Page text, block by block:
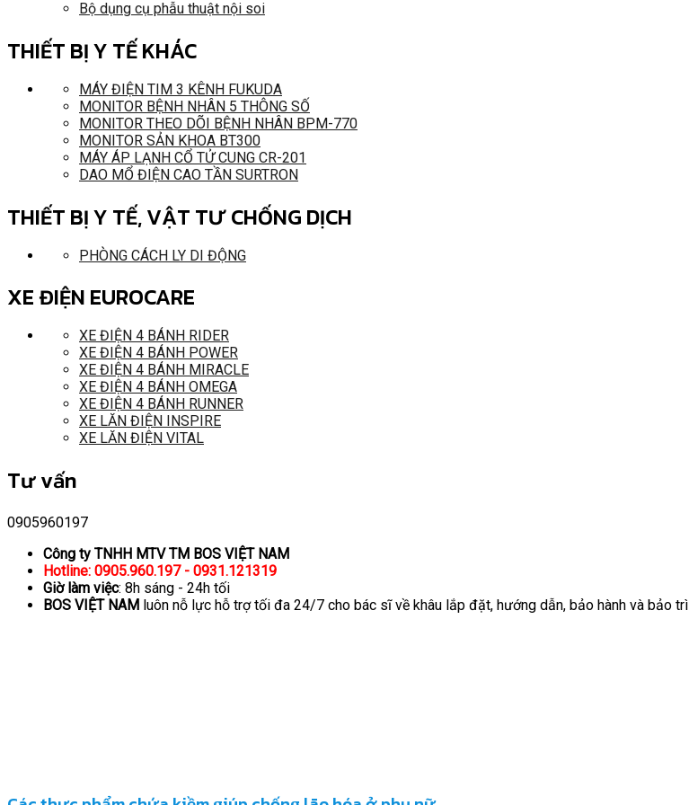
Bộ dụng cụ phẫu thuật nội soi
THIẾT BỊ Y TẾ KHÁC
MÁY ĐIỆN TIM 3 KÊNH FUKUDA
MONITOR BỆNH NHÂN 5 THÔNG SỐ
MONITOR THEO DÕI BỆNH NHÂN BPM-770
MONITOR SẢN KHOA BT300
MÁY ÁP LẠNH CỔ TỬ CUNG CR-201
DAO MỔ ĐIỆN CAO TẦN SURTRON
THIẾT BỊ Y TẾ, VẬT TƯ CHỐNG DỊCH
PHÒNG CÁCH LY DI ĐỘNG
XE ĐIỆN EUROCARE
XE ĐIỆN 4 BÁNH RIDER
XE ĐIỆN 4 BÁNH POWER
XE ĐIỆN 4 BÁNH MIRACLE
XE ĐIỆN 4 BÁNH OMEGA
XE ĐIỆN 4 BÁNH RUNNER
XE LĂN ĐIỆN INSPIRE
XE LĂN ĐIỆN VITAL
Tư vấn
0905960197
Công ty TNHH MTV TM BOS VIỆT NAM
Hotline: 0905.960.197 - 0931.121319
Giờ làm việc: 8h sáng - 24h tối
BOS VIỆT NAM luôn nỗ lực hỗ trợ tối đa 24/7 cho bác sĩ về khâu lắp đặt, hướng dẫn, bảo hành và bảo trì